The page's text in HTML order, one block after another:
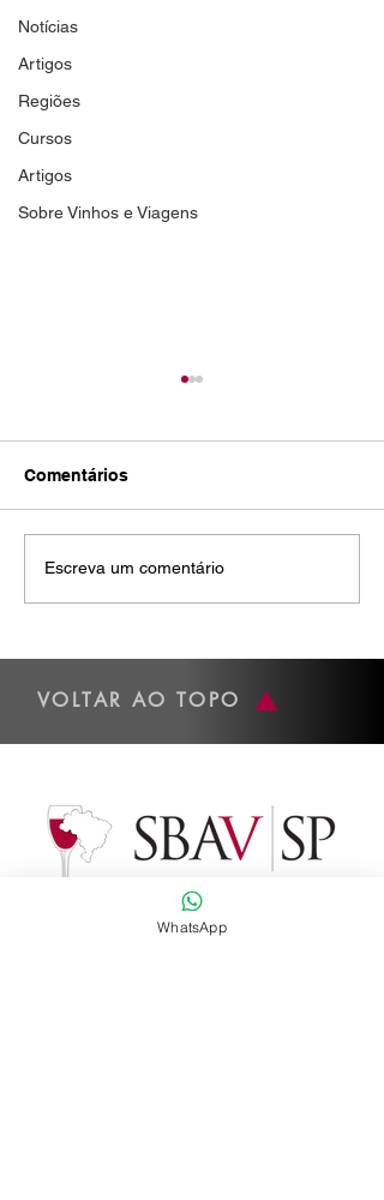
Notícias
Artigos
Regiões
Cursos
Artigos
Sobre Vinhos e Viagens
Rita de Cássia Ferreira -
Comentários
Escreva um comentário
VOLTAR AO TOPO
WhatsApp